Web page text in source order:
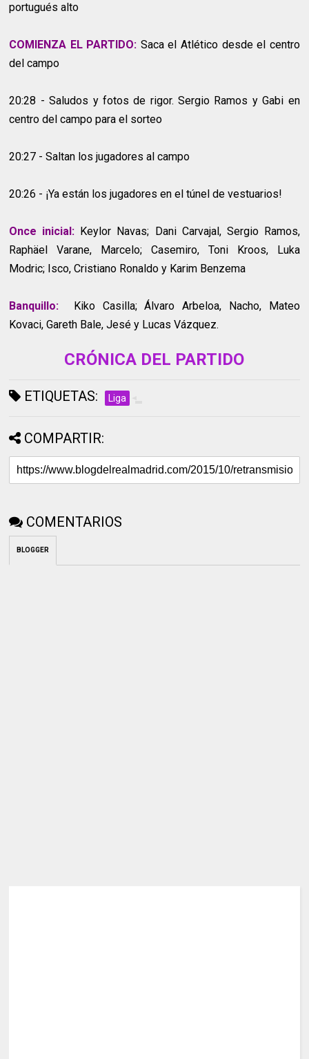
portugués alto
COMIENZA EL PARTIDO: Saca el Atlético desde el centro
del campo
20:28 - Saludos y fotos de rigor. Sergio Ramos y Gabi en
centro del campo para el sorteo
20:27 - Saltan los jugadores al campo
20:26 - ¡Ya están los jugadores en el túnel de vestuarios!
Once inicial: Keylor Navas; Dani Carvajal, Sergio Ramos,
Raphäel Varane, Marcelo; Casemiro, Toni Kroos, Luka
Modric; Isco, Cristiano Ronaldo y Karim Benzema
Banquillo: Kiko Casilla; Álvaro Arbeloa, Nacho, Mateo
Kovaci, Gareth Bale, Jesé y Lucas Vázquez.
CRÓNICA DEL PARTIDO
ETIQUETAS: Liga
COMPARTIR:
COMENTARIOS
BLOGGER